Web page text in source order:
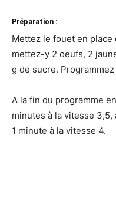
Préparation :
Mettez le fouet en
mettez-y 2 oeufs, 2
g de sucre.
A la fin du programme
minutes à la vitesse
1 minute à la vitesse 4.